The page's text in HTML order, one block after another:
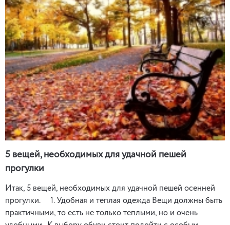
5 вещей, необходимых для удачной пешей
прогулки
Итак, 5 вещей, необходимых для удачной пешей осенней
прогулки. 1. Удобная и теплая одежда Вещи должны быть
практичными, то есть не только теплыми, но и очень